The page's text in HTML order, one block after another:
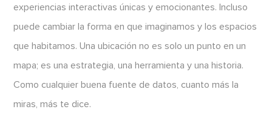
experiencias interactivas únicas y emocionantes. Incluso
puede cambiar la forma en que imaginamos y los espacios
que habitamos. Una ubicación no es solo un punto en un
mapa; es una estrategia, una herramienta y una historia.
Como cualquier buena fuente de datos, cuanto más la
miras, más te dice.